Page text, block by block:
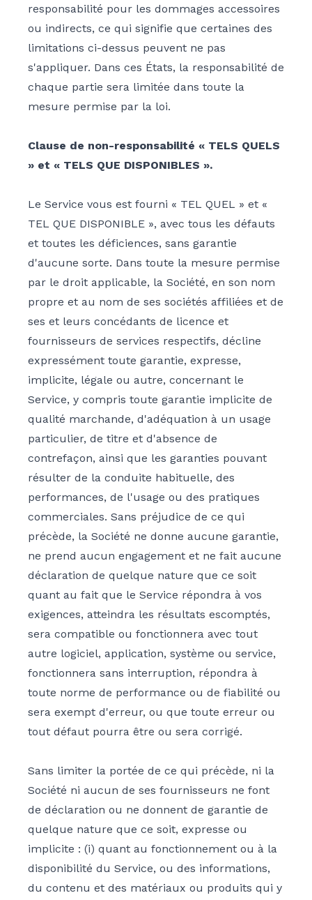
responsabilité pour les dommages accessoires
ou indirects, ce qui signifie que certaines des
limitations ci-dessus peuvent ne pas
s'appliquer. Dans ces États, la responsabilité de
chaque partie sera limitée dans toute la
mesure permise par la loi.
Clause de non-responsabilité « TELS QUELS
» et « TELS QUE DISPONIBLES ».
Le Service vous est fourni « TEL QUEL » et «
TEL QUE DISPONIBLE », avec tous les défauts
et toutes les déficiences, sans garantie
d'aucune sorte. Dans toute la mesure permise
par le droit applicable, la Société, en son nom
propre et au nom de ses sociétés affiliées et de
ses et leurs concédants de licence et
fournisseurs de services respectifs, décline
expressément toute garantie, expresse,
implicite, légale ou autre, concernant le
Service, y compris toute garantie implicite de
qualité marchande, d'adéquation à un usage
particulier, de titre et d'absence de
contrefaçon, ainsi que les garanties pouvant
résulter de la conduite habituelle, des
performances, de l'usage ou des pratiques
commerciales. Sans préjudice de ce qui
précède, la Société ne donne aucune garantie,
ne prend aucun engagement et ne fait aucune
déclaration de quelque nature que ce soit
quant au fait que le Service répondra à vos
exigences, atteindra les résultats escomptés,
sera compatible ou fonctionnera avec tout
autre logiciel, application, système ou service,
fonctionnera sans interruption, répondra à
toute norme de performance ou de fiabilité ou
sera exempt d'erreur, ou que toute erreur ou
tout défaut pourra être ou sera corrigé.
Sans limiter la portée de ce qui précède, ni la
Société ni aucun de ses fournisseurs ne font
de déclaration ou ne donnent de garantie de
quelque nature que ce soit, expresse ou
implicite : (i) quant au fonctionnement ou à la
disponibilité du Service, ou des informations,
du contenu et des matériaux ou produits qui y